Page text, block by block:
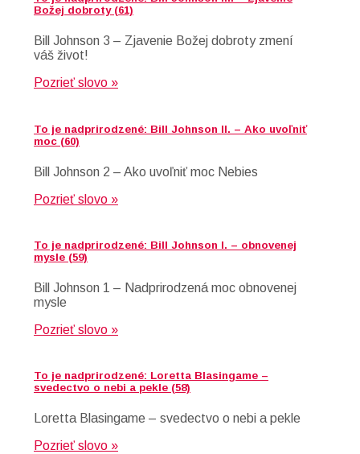
Božej dobroty (61)
Bill Johnson 3 – Zjavenie Božej dobroty zmení
váš život!
Pozrieť slovo »
To je nadprirodzené: Bill Johnson II. – Ako uvoľniť
moc (60)
Bill Johnson 2 – Ako uvoľniť moc Nebies
Pozrieť slovo »
To je nadprirodzené: Bill Johnson I. – obnovenej
mysle (59)
Bill Johnson 1 – Nadprirodzená moc obnovenej
mysle
Pozrieť slovo »
To je nadprirodzené: Loretta Blasingame –
svedectvo o nebi a pekle (58)
Loretta Blasingame – svedectvo o nebi a pekle
Pozrieť slovo »